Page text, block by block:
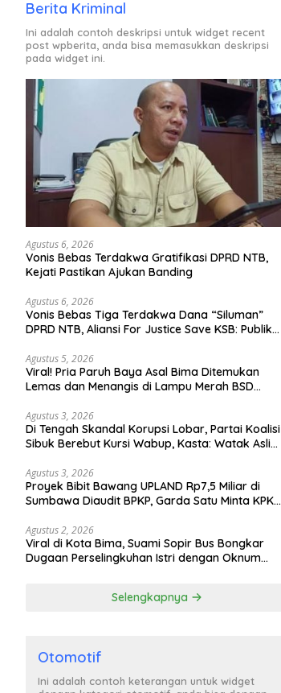
Berita Kriminal
Ini adalah contoh deskripsi untuk widget recent
post wpberita, anda bisa memasukkan deskripsi
pada widget ini.
Agustus 6, 2026
Vonis Bebas Terdakwa Gratifikasi DPRD NTB,
Kejati Pastikan Ajukan Banding
Agustus 6, 2026
Vonis Bebas Tiga Terdakwa Dana “Siluman”
DPRD NTB, Aliansi For Justice Save KSB: Publik
Agustus 5, 2026
Viral! Pria Paruh Baya Asal Bima Ditemukan
Lemas dan Menangis di Lampu Merah BSD
Agustus 3, 2026
Di Tengah Skandal Korupsi Lobar, Partai Koalisi
Sibuk Berebut Kursi Wabup, Kasta: Watak Asli
Agustus 3, 2026
Proyek Bibit Bawang UPLAND Rp7,5 Miliar di
Sumbawa Diaudit BPKP, Garda Satu Minta KPK
Agustus 2, 2026
Viral di Kota Bima, Suami Sopir Bus Bongkar
Dugaan Perselingkuhan Istri dengan Oknum
Selengkapnya
Otomotif
Ini adalah contoh keterangan untuk widget